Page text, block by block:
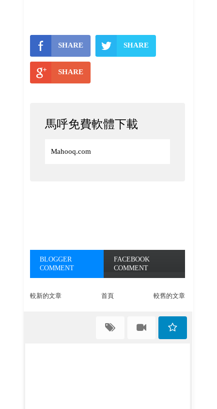
SHARE SHARE
SHARE
馬呼免費軟體下載
Mahooq.com
BLOGGER
COMMENT
FACEBOOK
COMMENT
較新的文章 較舊的文章
首頁